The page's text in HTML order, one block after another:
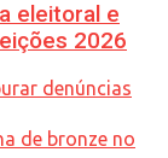
eleitoral e
2026